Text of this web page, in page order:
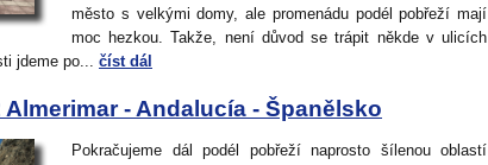
město s velkými domy, ale promenádu podél pobřeží mají
moc hezkou. Takže, není důvod se trápit někde v ulicích
jdeme po... číst dál
Almerimar - Andalucía - Španělsko
Pokračujeme dál podél pobřeží naprosto šílenou oblastí